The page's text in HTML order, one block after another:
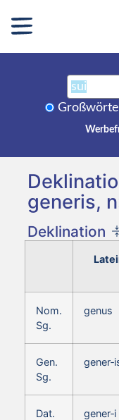
generis,
Deklination
Nom.
Sg.
genus
Gen.
Sg.
Dat.
gener‑i